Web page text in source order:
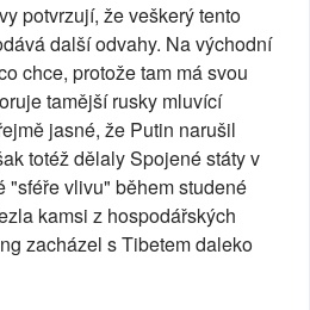
potvrzují, že veškerý tento
další odvahy. Na východní
chce, protože tam má svou
tamější rusky mluvící
jasné, že Putin narušil
totéž dělaly Spojené státy v
"sféře vlivu" během studené
kamsi z hospodářských
zacházel s Tibetem daleko